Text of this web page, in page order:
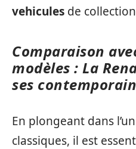
vehicules de
Comparaison
modèles : La
ses
En plongeant dans
classiques, il est